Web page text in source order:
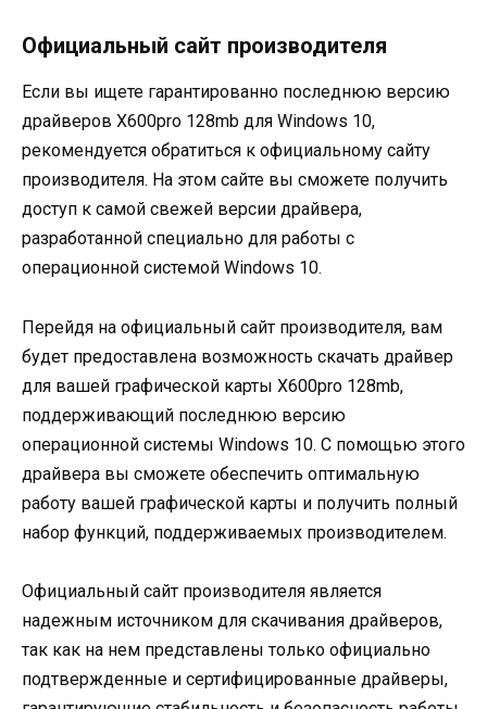
Официальный сайт производителя
Если вы ищете гарантированно последнюю версию
драйверов X600pro 128mb для Windows 10,
рекомендуется обратиться к официальному сайту
производителя. На этом сайте вы сможете получить
доступ к самой свежей версии драйвера,
разработанной специально для работы с
операционной системой Windows 10.
Перейдя на официальный сайт производителя, вам
будет предоставлена возможность скачать драйвер
для вашей графической карты X600pro 128mb,
поддерживающий последнюю версию
операционной системы Windows 10. С помощью этого
драйвера вы сможете обеспечить оптимальную
работу вашей графической карты и получить полный
набор функций, поддерживаемых производителем.
Официальный сайт производителя является
надежным источником для скачивания драйверов,
так как на нем представлены только официально
подтвержденные и сертифицированные драйверы,